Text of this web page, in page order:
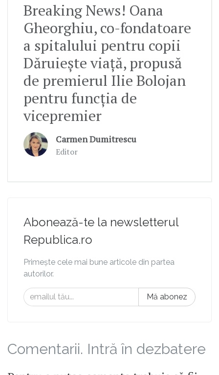
Breaking News! Oana
Gheorghiu, co-fondatoare
a spitalului pentru copii
Dăruiește viață, propusă
de premierul Ilie Bolojan
pentru funcția de
vicepremier
Carmen Dumitrescu
Editor
Abonează-te la newsletterul
Republica.ro
Primește cele mai bune articole din partea
autorilor.
Mă abonez
Comentarii. Intră în dezbatere